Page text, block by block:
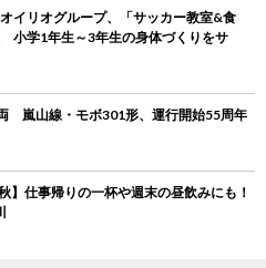
イリオグループ、「サッカー教室&食
小学1年生～3年生の身体づくりをサ
嵐山線・モボ301形、運行開始55周年
】仕事帰りの一杯や週末の昼飲みにも！